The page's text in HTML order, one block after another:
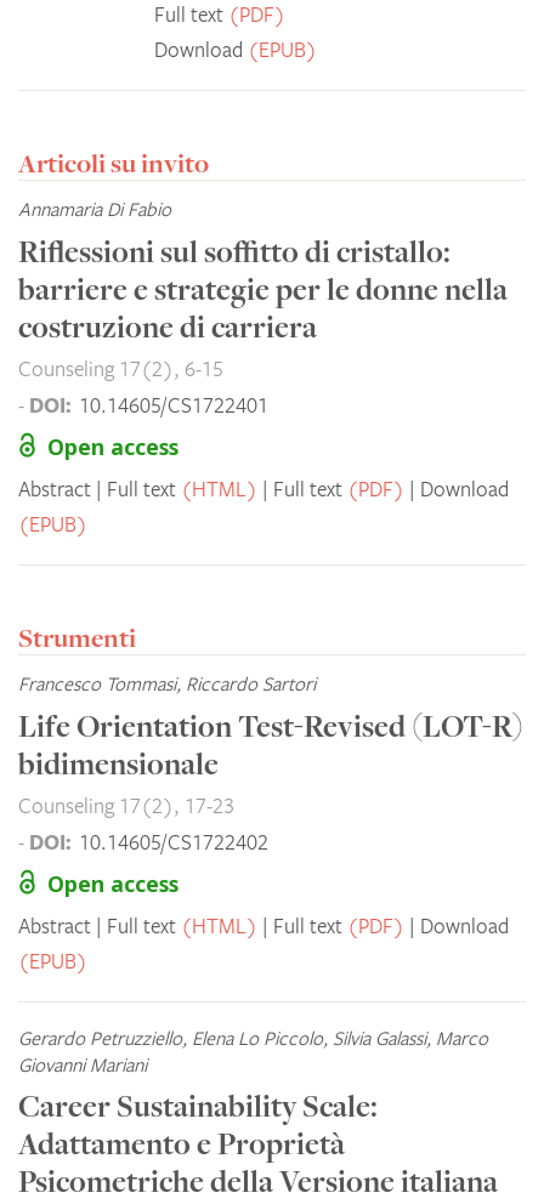
Full text (PDF)
Download (EPUB)
Articoli su invito
Annamaria Di Fabio
Riflessioni sul soffitto di cristallo:
barriere e strategie per le donne nella
costruzione di carriera
Counseling 17(2), 6-15
- DOI: 10.14605/CS1722401
Open access
Abstract Full text (HTML) Full text (PDF)
Download
(EPUB)
Strumenti
Francesco Tommasi, Riccardo Sartori
Life Orientation Test-Revised (LOT-R)
bidimensionale
Counseling 17(2), 17-23
- DOI: 10.14605/CS1722402
Open access
Abstract Full text (HTML) Full text (PDF)
Download
(EPUB)
Gerardo Petruzziello, Elena Lo Piccolo, Silvia Galassi, Marco
Giovanni Mariani
Career Sustainability Scale:
Adattamento e Proprietà
Psicometriche della Versione italiana